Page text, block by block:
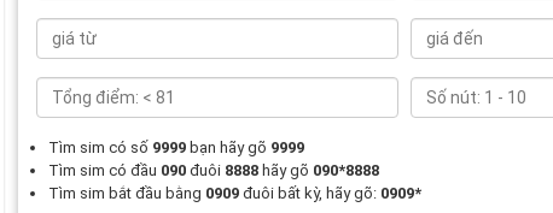
Tìm sim có số 9999 bạn hãy gõ 9999
Tìm sim có đầu 090đuôi 8888 hãy gõ 090*8888
Tìm sim bắt đầu bằng 0909 đuôi bất kỳ, hãy gõ: 0909*